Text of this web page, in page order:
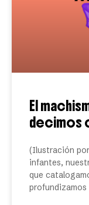
El
decimos
(Ilustración
infantes,
que
profundizamos